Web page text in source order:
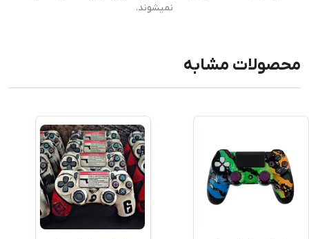
نمیشوند.
محصولات مشابه